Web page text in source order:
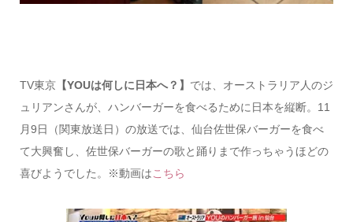
TV東京【YOUは何しに日本へ？】 では、オーストラリア人のジ
ュリアンさんが、ハンバーガーを食べるために日本を縦断。11
月9日（関東放送日）の放送では、仙台佐世保バーガーを食べ
て大興奮し、佐世保バーガーの歌と踊りまで作っちゃうほどの
喜びようでした。※動画はこちら